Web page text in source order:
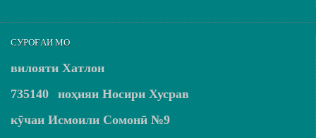
СУРОҒАИ МО
вилояти Хатлон
735140
ноҳияи Носири Хусрав
кӯчаи Исмоили Сомонӣ №9